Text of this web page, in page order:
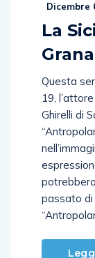
Dicembre
La
Questa
19,
Ghirelli di
passato